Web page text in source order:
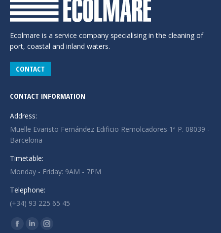
Ecolmare is a service company specialising in the cleaning of
port, coastal and inland waters.
CONTACT
CONTACT INFORMATION
Address:
Muelle Evaristo Fernández Edificio Remolcadores 1ª P. 08039 -
Barcelona
Timetable:
Monday - Friday: 9AM - 7PM
Telephone:
(+34) 93 225 65 45
Find us on:
Facebook
LinkedinInstagram